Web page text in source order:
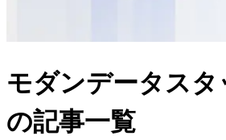
モダンデータス
の記事一覧